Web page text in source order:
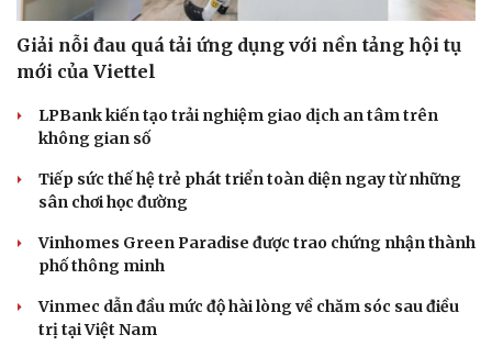
Giải nỗi đau quá tải ứng dụng với nền tảng hội tụ
mới của Viettel
LPBank kiến tạo trải nghiệm giao dịch an tâm trên
không gian số
Tiếp sức thế hệ trẻ phát triển toàn diện ngay từ những
sân chơi học đường
Vinhomes Green Paradise được trao chứng nhận thành
phố thông minh
Vinmec dẫn đầu mức độ hài lòng về chăm sóc sau điều
trị tại Việt Nam